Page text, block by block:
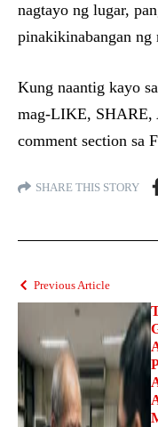
nagtayo ng lugar,
pinakikinabangan ng
Kung naantig kayo
mag-LIKE,
comment section sa
SHARE THIS STORY
Previous Article